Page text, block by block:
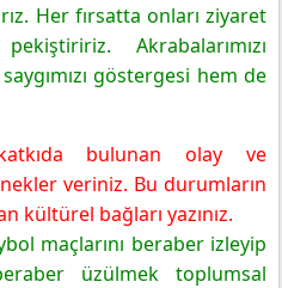
Her fırsatta onları ziyaret
Akrabalarımızı
göstergesi hem de
bulunan olay ve
veriniz. Bu durumların
kültürel bağları yazınız.
maçlarını beraber izleyip
üzülmek toplumsal